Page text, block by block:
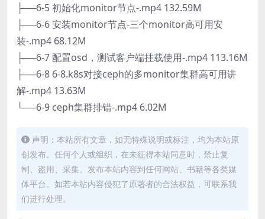
├──6-5 初始化monitor节点-.mp4 132.59M
├──6-6 安装monitor节点-三个monitor高可用安
装-.mp4 68.12M
├──6-7 配置osd，测试客户端挂载使用-.mp4 113.16M
├──6-8 6-8.k8s对接ceph的多monitor集群高可用讲
解-.mp4 13.63M
└──6-9 ceph集群排错-.mp4 6.02M
声明：本站所有文章，如无特殊说明或标注，均为本站原
创发布。任何个人或组织，在未征得本站同意时，禁止复
制、盗用、采集、发布本站内容到任何网站、书籍等各类媒
体平台。如若本站内容侵犯了原著者的合法权益，可联系我
们进行处理。